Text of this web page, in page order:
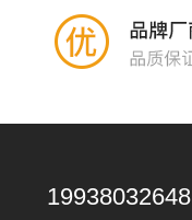
19938032648